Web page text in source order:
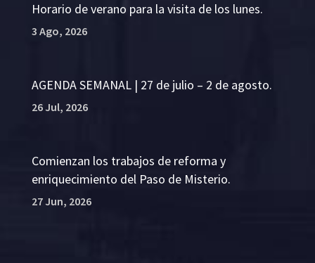
Horario de verano para la visita de los lunes.
3 Ago, 2026
AGENDA SEMANAL | 27 de julio – 2 de agosto.
26 Jul, 2026
Comienzan los trabajos de reforma y
enriquecimiento del Paso de Misterio.
27 Jun, 2026